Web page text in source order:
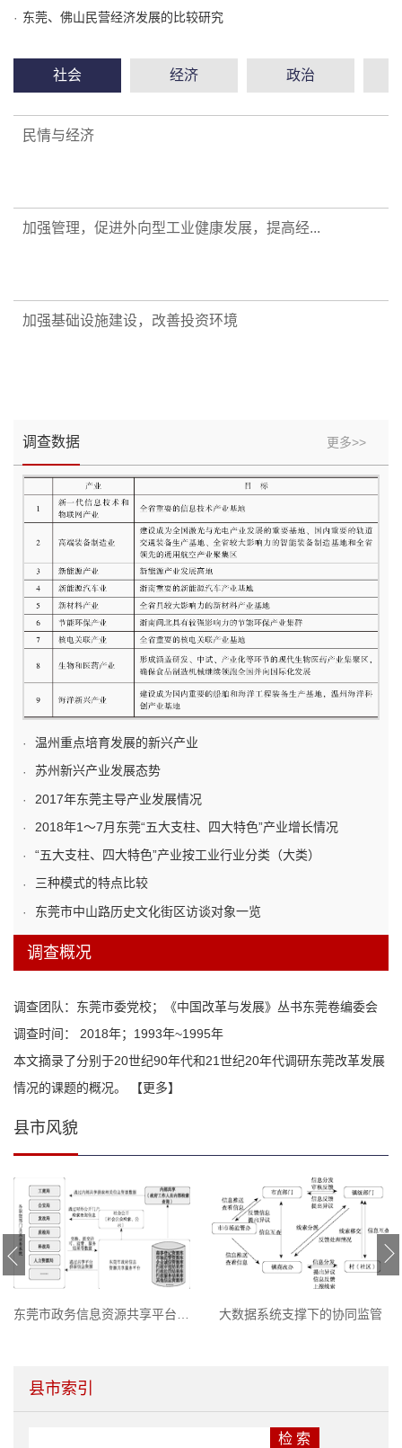
东莞、佛山民营经济发展的比较研究
社会 经济 政治
民情与经济
加强管理，促进外向型工业健康发展，提高经...
加强基础设施建设，改善投资环境
民情与经济
以改革为动力，推动农业和农村经济不断跃上...
改革农村经济体制，落实家庭联产承包责任制
改革开放以来东莞党组织的建设
本文全面回顾、梳理、总结、提炼改革开放以来东莞党的建设面
临的时代背景、实践历程与经验启示，对于坚持以习近平新时代
中国特色社会主义思想为指导，以新的党建总体布局和新时代党
建总要求全面推进党的建设，具有...
东莞市新一轮机构改革实践探索
本文以问题为导向，首先分析当前东莞机构设置存在的主要问
题，从而提出机构改革需要保持统一性，构建适应城市发展要求
的机构体系以发挥东莞优势构建共建共治共享的社会治理体系。
通过因地制宜设置机构及因事制宜统...
运用大数据加强市场监管——以东莞为例
本文以东莞市为例，分析了市场监管面临的新挑战、大数据运用
于市场监管的技术逻辑及积极影响，介绍了东莞在运用大数据加
强市场监管方面的实践探索，提炼其经验及启示、分析其问题与
短板，最后提出了统筹规划后续改...
加强社会主义学院智库建设
本文从加强社会主义学院智库建设的意义开始，分析出智库建设
的主要问题及原因。文章对比国外智库发展的经验，在遵循原则
的前提下，提出通过健全各级领导机关决策咨询制度，构建社院
智库组织体系，加强全国社院智库...
基于公众参与的历史文化街区的保护与发展—...
本文以问题为导向，分析当前东莞机构设置存在的主要问题，从
促进城市发展需要出发，强调机构改革的系统性、整体性和协同
性。文章提出机构改革需要保持统一性，坚决打破利益樊篱，统
筹谋划市镇机构改革化解资源分割...
建置沿革
环境保护
自然环境
更多>>
调查数据
温州重点培育发展的新兴产业
苏州新兴产业发展态势
2017年东莞主导产业发展情况
2018年1～7月东莞“五大支柱、四大特色”产业增长情况
“五大支柱、四大特色”产业按工业行业分类（大类）
三种模式的特点比较
东莞市中山路历史文化街区访谈对象一览
调查概况
调查团队：东莞市委党校；《中国改革与发展》丛书东莞卷编委会
调查时间： 2018年；1993年~1995年
本文摘录了分别于20世纪90年代和21世纪20年代调研东莞改革发展
情况的课题的概况。
【更多】
县市风貌
大数据系统支撑下的协同监管
县市索引
检 索